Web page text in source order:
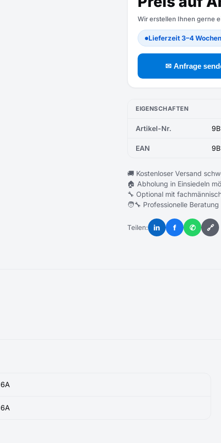
Wir erstellen Ihnen gerne
●Lieferzeit 3–4
✉ Anfrage
EIGENSCHAFTEN
Artikel-Nr.
EAN
🚚 Kostenloser Versand
🏠 Abholung in Einsiedeln
🔧 Optional mit
🧑‍🔧 Professionelle
Teilen: in f ✆ 🔗